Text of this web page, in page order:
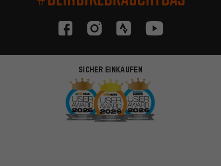
SICHER EINKAUFEN